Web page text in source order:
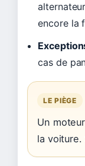
encore la
cas de
LE PIÈGE
Un
la voiture.